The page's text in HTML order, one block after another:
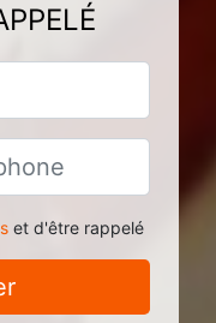
et d'être rappelé